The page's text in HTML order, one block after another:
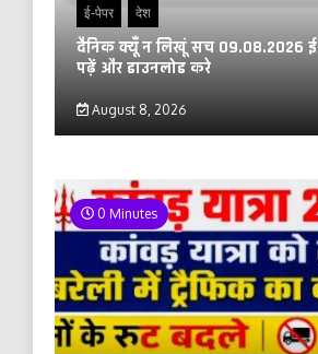
ई-पेपर देश
दैनिक क्यूँ न लिखूं सच 09.08.2026
पढ़ें और डाउनलोड करे
August 8, 2026
0 Minutes